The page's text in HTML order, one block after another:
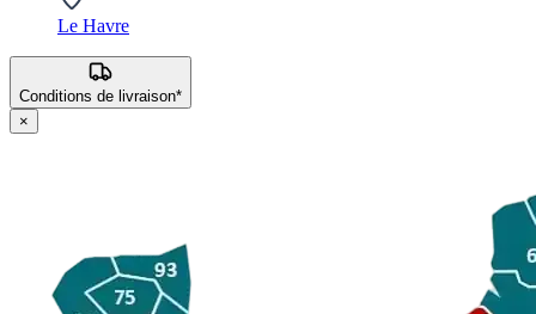
Le Havre
Conditions de livraison*
×